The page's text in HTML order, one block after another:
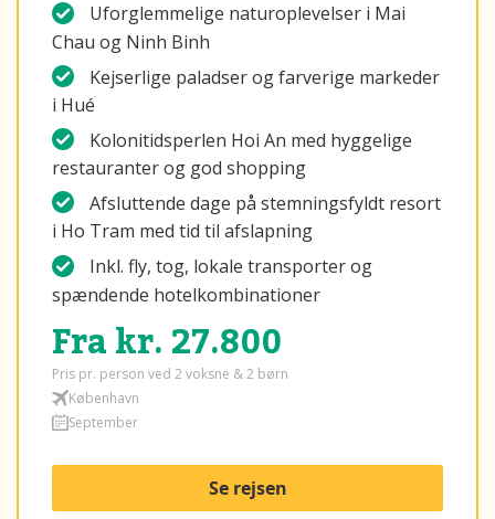
Uforglemmelige naturoplevelser i Mai
Chau og Ninh Binh
Kejserlige paladser og farverige markeder
i Hué
Kolonitidsperlen Hoi An med hyggelige
restauranter og god shopping
Afsluttende dage på stemningsfyldt resort
i Ho Tram med tid til afslapning
Inkl. fly, tog, lokale transporter og
spændende hotelkombinationer
Fra kr. 27.800
Pris pr. person ved 2 voksne & 2 børn
København
September
Se rejsen